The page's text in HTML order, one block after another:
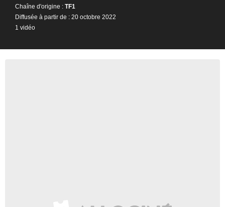
Chaîne d'origine : TF1
Diffusée à partir de : 20 octobre 2022
1 vidéo